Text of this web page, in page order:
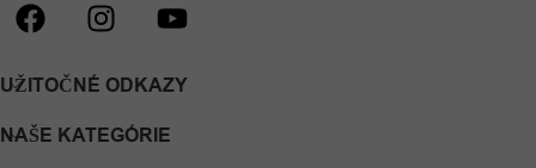
UŽITOČNÉ ODKAZY
NAŠE KATEGÓRIE